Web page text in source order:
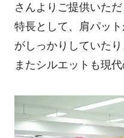
さんよりご提供いただ
特長として、肩パット
がしっかりしていたり
またシルエットも現